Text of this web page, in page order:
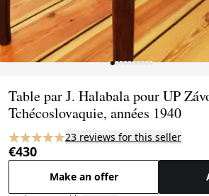
Table par J. Halabala pour UP
Tchécoslovaquie, années 1940
23 reviews for this seller
€430
Make an offer